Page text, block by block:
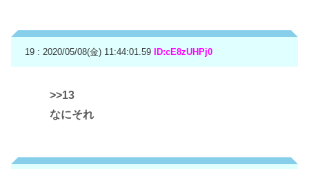
19 : 2020/05/08(金) 11:44:01.59 ID:cE8zUHPj0
>>13
なにそれ